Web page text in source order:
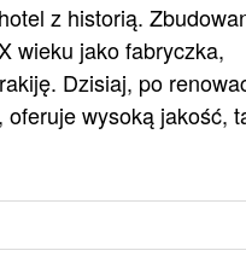
z historią.
wieku jako fabryczka,
Dzisiaj, po
oferuje wysoką jakość,